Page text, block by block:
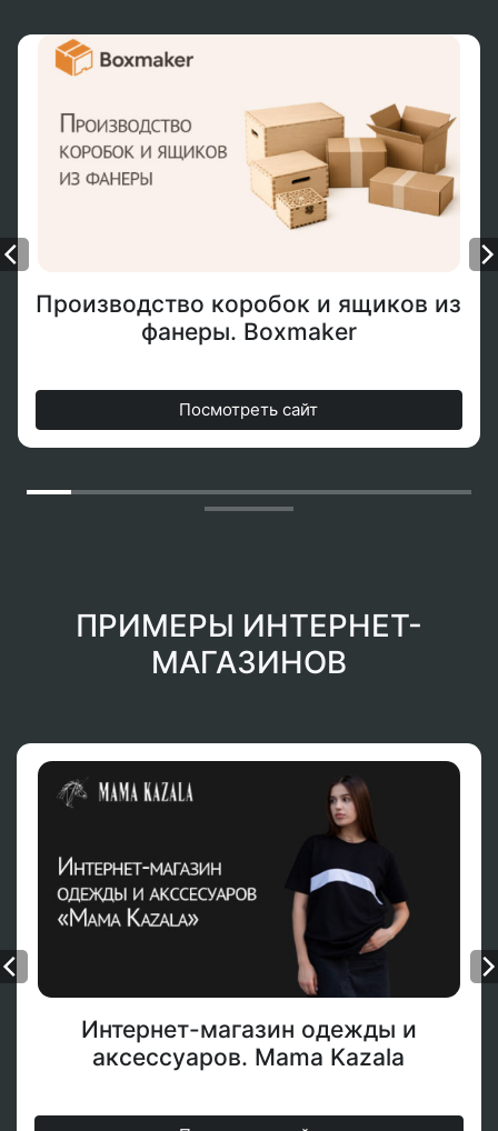
Производство коробок и ящиков из
фанеры. Boxmaker
Посмотреть сайт
ПРИМЕРЫ ИНТЕРНЕТ-
МАГАЗИНОВ
Интернет-магазин одежды и
аксессуаров. Mama Kazala